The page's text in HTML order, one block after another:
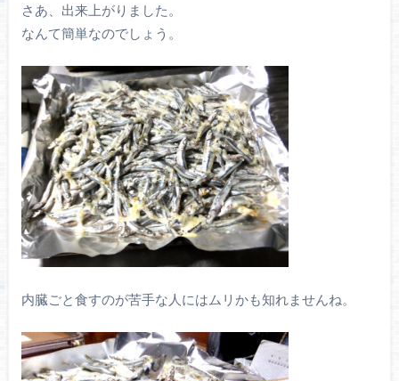
さあ、出来上がりました。
なんて簡単なのでしょう。
内臓ごと食すのが苦手な人にはムリかも知れませんね。